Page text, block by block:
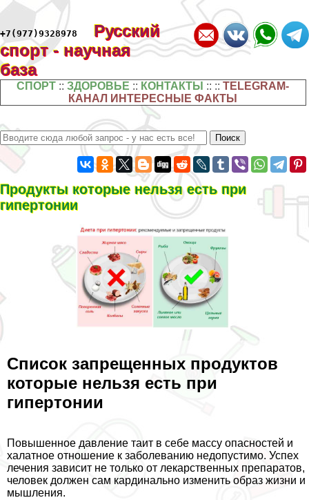
+7(977)9328978
Русский
спорт - научная
база
СПОРТ ::ЗДОРОВЬЕ :: КОНТАКТЫ :: ::TELEGRAM-
КАНАЛ ИНТЕРЕСНЫЕ ФАКТЫ
Продукты которые нельзя есть при
гипертонии
Список запрещенных продуктов
которые нельзя есть при
гипертонии
Повышенное давление таит в себе массу опасностей и
халатное отношение к заболеванию недопустимо. Успех
лечения зависит не только от лекарственных препаратов,
человек должен сам кардинально изменить образ жизни и
мышления.